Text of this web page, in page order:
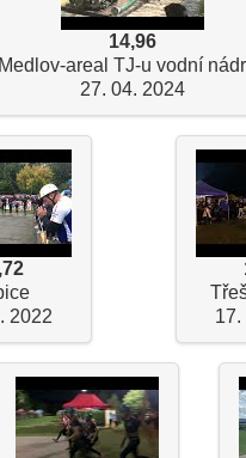
14,96
Medlov-areal TJ-u vodní
27. 04. 2024
2022
17.